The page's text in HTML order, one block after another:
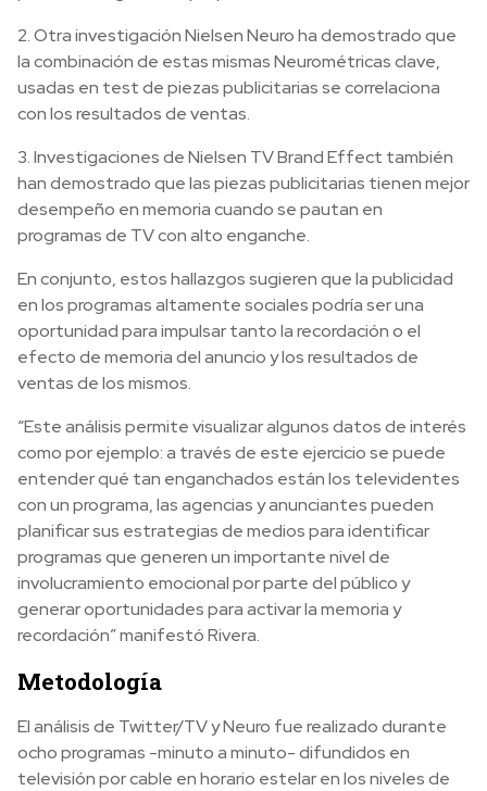
2. Otra investigación Nielsen Neuro ha demostrado que
la combinación de estas mismas Neurométricas clave,
usadas en test de piezas publicitarias se correlaciona
con los resultados de ventas.
3. Investigaciones de Nielsen TV Brand Effect también
han demostrado que las piezas publicitarias tienen mejor
desempeño en memoria cuando se pautan en
programas de TV con alto enganche.
En conjunto, estos hallazgos sugieren que la publicidad
en los programas altamente sociales podría ser una
oportunidad para impulsar tanto la recordación o el
efecto de memoria del anuncio y los resultados de
ventas de los mismos.
“Este análisis permite visualizar algunos datos de interés
como por ejemplo: a través de este ejercicio se puede
entender qué tan enganchados están los televidentes
con un programa, las agencias y anunciantes pueden
planificar sus estrategias de medios para identificar
programas que generen un importante nivel de
involucramiento emocional por parte del público y
generar oportunidades para activar la memoria y
recordación” manifestó Rivera.
Metodología
El análisis de Twitter/TV y Neuro fue realizado durante
ocho programas -minuto a minuto- difundidos en
televisión por cable en horario estelar en los niveles de